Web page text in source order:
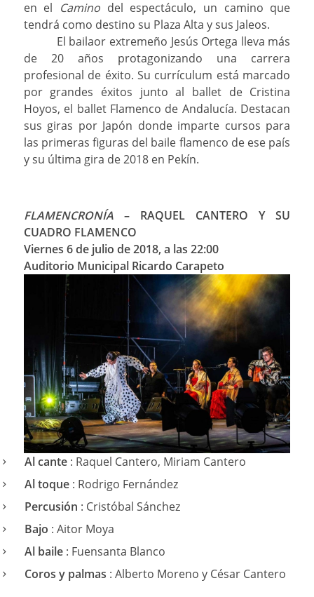
en el Caminodel espectáculo, un camino que
tendrá como destino su Plaza Alta y sus Jaleos.
El bailaor extremeño Jesús Ortega lleva más
de 20 años protagonizando una carrera
profesional de éxito. Su currículum está marcado
por grandes éxitos junto al ballet de Cristina
Hoyos, el ballet Flamenco de Andalucía. Destacan
sus giras por Japón donde imparte cursos para
las primeras figuras del baile flamenco de ese país
y su última gira de 2018 en Pekín.
FLAMENCRONÍA – RAQUEL CANTERO Y SU
CUADRO FLAMENCO
Viernes 6 de julio de 2018, a las 22:00
Auditorio Municipal Ricardo Carapeto
Al cante : Raquel Cantero, Miriam Cantero
Al toque : Rodrigo Fernández
Percusión : Cristóbal Sánchez
Bajo : Aitor Moya
Al baile : Fuensanta Blanco
Coros y palmas : Alberto Moreno y César Cantero